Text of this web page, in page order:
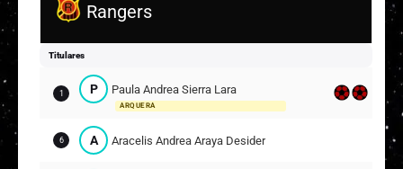
Suplentes
T Tonka Fabiola González Araya
R
Rangers
Titulares
1 P Paula Andrea Sierra Lara
ARQUERA
6 A Aracelis Andrea Araya Desider